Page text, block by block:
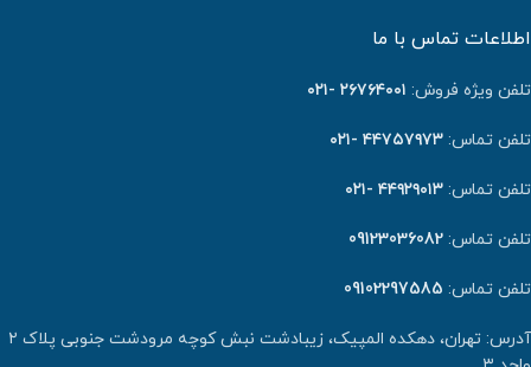
اطلاعات تماس با ما
تلفن ویژه فروش: ٢٦٧٦٤٠٠١ -۰۲۱
تلفن تماس: ۴۴۷۵۷۹۷۳ -۰۲۱
تلفن تماس: ۴۴۹۲۹۰۱۳ -۰۲۱
تلفن تماس: 09123036082
تلفن تماس: 09102297585
آدرس: تهران، دهکده المپیک، زیبادشت نبش کوچه مرودشت جنوبی پلاک ۲